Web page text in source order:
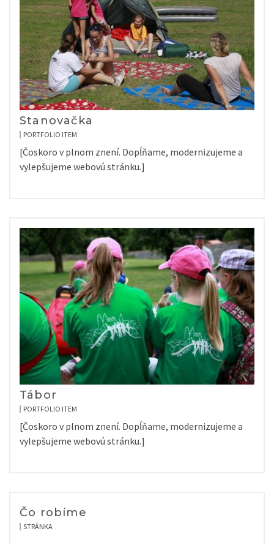
Stanovačka
PORTFOLIO ITEM
[Čoskoro v plnom znení. Dopĺňame, modernizujeme a
vylepšujeme webovú stránku.]
Tábor
PORTFOLIO ITEM
[Čoskoro v plnom znení. Dopĺňame, modernizujeme a
vylepšujeme webovú stránku.]
Čo robíme
STRÁNKA